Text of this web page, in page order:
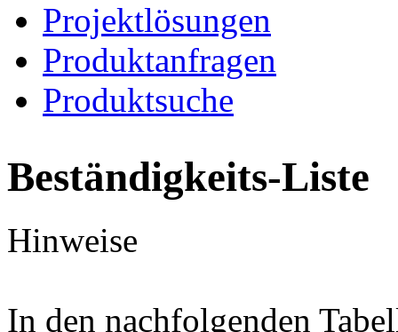
Projektlösungen
Produktanfragen
Produktsuche
Beständigkeits-Liste
Hinweise
In den nachfolgenden